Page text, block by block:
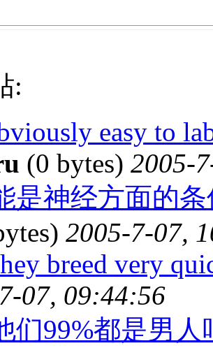
:
easy to
(0 bytes) 2005-
是神经方面的
2005-7-07,
breed very
07, 09:44:56
们99%都是男人